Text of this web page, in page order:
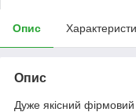
Опис
Опис
Дуже якісний